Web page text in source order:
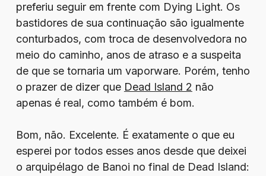
preferiu seguir em frente com Dying Light. Os
bastidores de sua continuação são igualmente
conturbados, com troca de desenvolvedora no
meio do caminho, anos de atraso e a suspeita
de que se tornaria um vaporware. Porém, tenho
o prazer de dizer que Dead Island 2 não
apenas é real, como também é bom.
Bom, não. Excelente. É exatamente o que eu
esperei por todos esses anos desde que deixei
o arquipélago de Banoi no final de Dead Island: